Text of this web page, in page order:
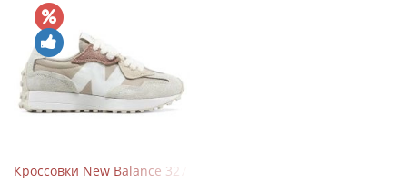
Кроссовки New Balance 327 Beige Pink